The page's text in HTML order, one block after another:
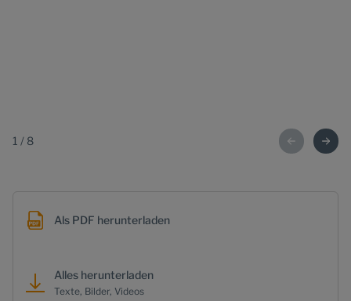
1 / 8
Als PDF herunterladen
Alles herunterladen
Texte, Bilder, Videos